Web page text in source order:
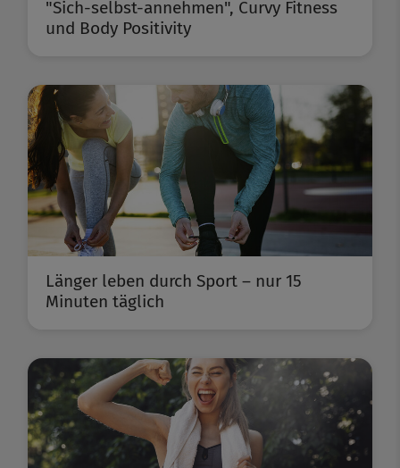
"Sich-selbst-annehmen", Curvy Fitness
und Body Positivity
Länger leben durch Sport – nur 15
Minuten täglich